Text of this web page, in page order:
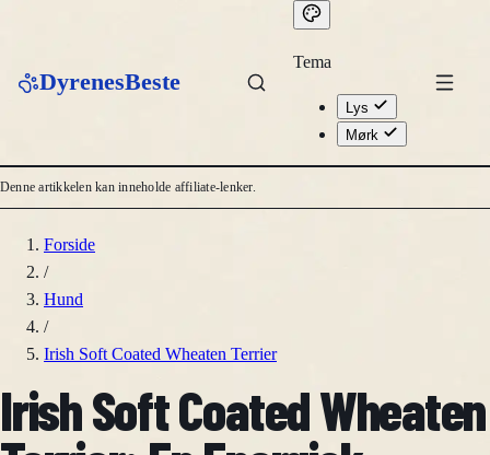
DyrenesBeste
Tema
Lys
Mørk
Denne artikkelen kan inneholde affiliate-lenker.
Forside
/
Hund
/
Irish Soft Coated Wheaten Terrier
Irish Soft Coated Wheaten